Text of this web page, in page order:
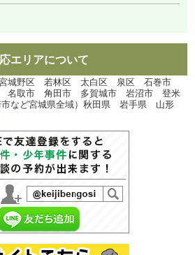
エリアについて
宮城野区 若林区 太白区 泉区 石巻市
名取市 角田市 多賀城市 岩沼市 登米
など宮城県全域）秋田県 岩手県 山形